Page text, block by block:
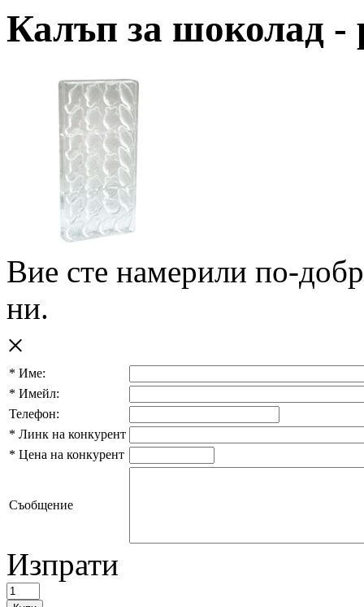
Калъп за шоколад -
Вие сте намерили по-
ни.
×
* Име:
* Имейл:
Телефон:
* Линк на конкурент
* Цена на конкурент
Съобщение
Изпрати